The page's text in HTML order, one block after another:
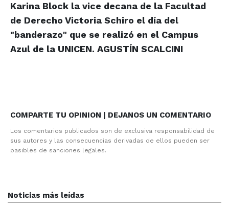
Karina Block la vice decana de la Facultad
de Derecho Victoria Schiro el día del
"banderazo" que se realizó en el Campus
Azul de la UNICEN. AGUSTÍN SCALCINI
COMPARTE TU OPINION | DEJANOS UN COMENTARIO
Los comentarios publicados son de exclusiva responsabilidad de
sus autores y las consecuencias derivadas de ellos pueden ser
pasibles de sanciones legales.
Noticias más leídas